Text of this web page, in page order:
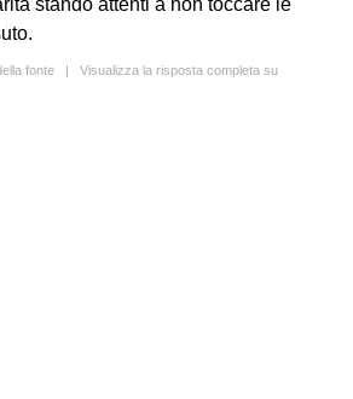
stando attenti a non toccare le
fonte | Visualizza la risposta completa su